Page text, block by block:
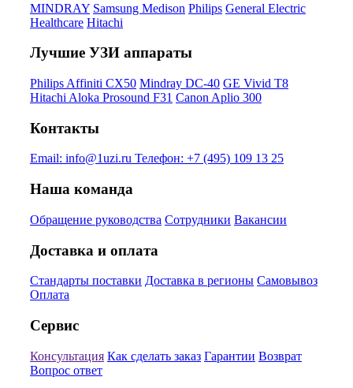
MINDRAY Samsung Medison Philips General Electric
Healthcare Hitachi
Лучшие УЗИ аппараты
Philips Affiniti CX50 Mindray DC-40 GE Vivid T8
Hitachi Aloka Prosound F31 Canon Aplio 300
Контакты
Email: info@1uzi.ru Телефон: +7 (495) 109 13 25
Наша команда
Обращение руководства Сотрудники Вакансии
Доставка и оплата
Стандарты поставки Доставка в регионы Самовывоз
Оплата
Сервис
Консультация Как сделать заказ Гарантии Возврат
Вопрос ответ